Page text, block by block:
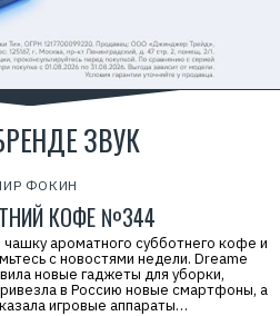
ЗВУК
ФОКИН
КОФЕ №344
ароматного субботнего кофе и
с новостями недели. Dreame
новые гаджеты для уборки,
в Россию новые смартфоны, а
игровые аппараты…